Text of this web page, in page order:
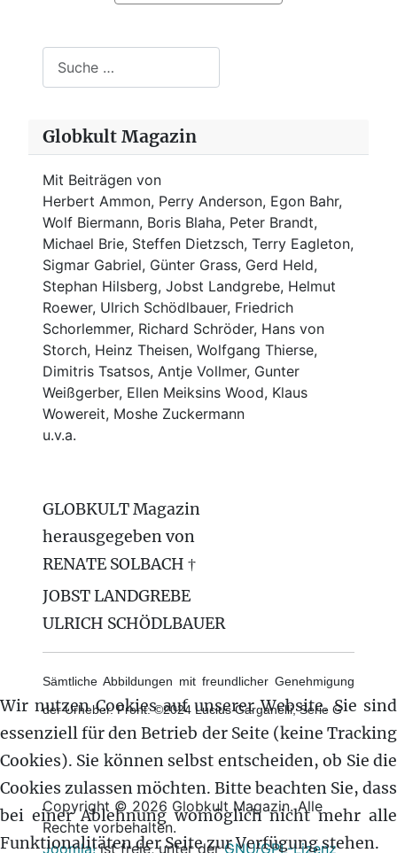
Globkult Magazin
Mit Beiträgen von
Herbert Ammon, Perry Anderson, Egon Bahr,
Wolf Biermann, Boris Blaha, Peter Brandt,
Michael Brie, Steffen Dietzsch, Terry Eagleton,
Sigmar Gabriel, Günter Grass, Gerd Held,
Stephan Hilsberg, Jobst Landgrebe, Helmut
Roewer, Ulrich Schödlbauer, Friedrich
Schorlemmer, Richard Schröder, Hans von
Storch, Heinz Theisen, Wolfgang Thierse,
Dimitris Tsatsos, Antje Vollmer, Gunter
Weißgerber, Ellen Meiksins Wood, Klaus
Wowereit, Moshe Zuckermann
u.v.a.
GLOBKULT Magazin
herausgegeben von
RENATE SOLBACH †
JOBST LANDGREBE
ULRICH SCHÖDLBAUER
Sämtliche Abbildungen mit freundlicher Genehmigung
der Urheber. Front: ©2024 Lucius Garganelli, Serie G
Copyright © 2026 Globkult Magazin. Alle
Rechte vorbehalten.
Joomla!ist freie, unter derGNU/GPL-Lizenz
Wir nutzen Cookies auf unserer Website. Sie sind
essenziell für den Betrieb der Seite (keine Tracking
Cookies). Sie können selbst entscheiden, ob Sie die
Cookies zulassen möchten. Bitte beachten Sie, dass
bei einer Ablehnung womöglich nicht mehr alle
Funktionalitäten der Seite zur Verfügung stehen.